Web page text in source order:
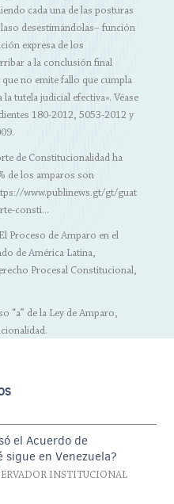
cada una de las posturas
desestimándolas– función
expresa de los
a la conclusión final
no emite fallo que cumpla
tutela judicial efectiva». Véase
180-2012, 5053-2012 y
de Constitucionalidad ha
de los amparos son
www.publinews.gt/gt/guat
consti...
Proceso de Amparo en el
de América Latina,
Procesal Constitucional,
“a” de la Ley de Amparo,
el Acuerdo de
sigue en Venezuela?
INSTITUCIONAL